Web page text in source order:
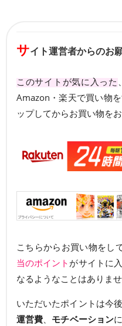
サイト運営者からのお
このサイトが気に入った 、
Amazon・楽天で買い物
ップしてからお買い物を
こちらからお買い物をし
当のポイント がサイトに
なるようなことはありませ
いただいたポイントは今
運営費、 モチベーション